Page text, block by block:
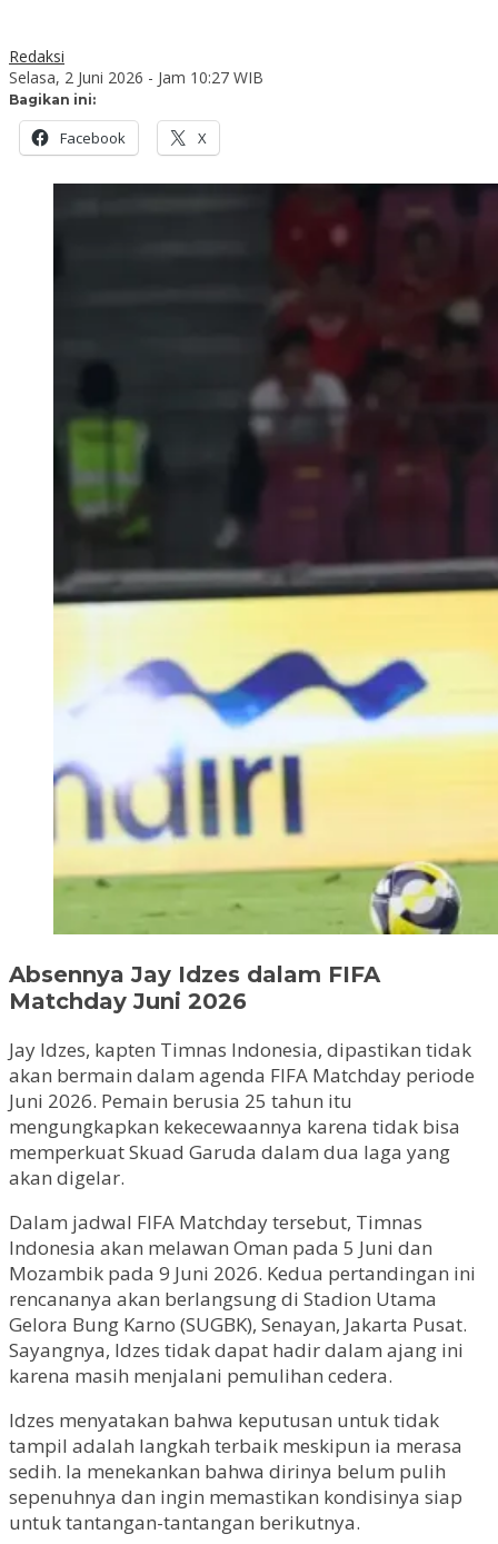
Redaksi
Selasa, 2 Juni 2026 - Jam 10:27 WIB
Bagikan ini:
Facebook X
Absennya Jay Idzes dalam FIFA
Matchday Juni 2026
Jay Idzes, kapten Timnas Indonesia, dipastikan tidak
akan bermain dalam agenda FIFA Matchday periode
Juni 2026. Pemain berusia 25 tahun itu
mengungkapkan kekecewaannya karena tidak bisa
memperkuat Skuad Garuda dalam dua laga yang
akan digelar.
Dalam jadwal FIFA Matchday tersebut, Timnas
Indonesia akan melawan Oman pada 5 Juni dan
Mozambik pada 9 Juni 2026. Kedua pertandingan ini
rencananya akan berlangsung di Stadion Utama
Gelora Bung Karno (SUGBK), Senayan, Jakarta Pusat.
Sayangnya, Idzes tidak dapat hadir dalam ajang ini
karena masih menjalani pemulihan cedera.
Idzes menyatakan bahwa keputusan untuk tidak
tampil adalah langkah terbaik meskipun ia merasa
sedih. Ia menekankan bahwa dirinya belum pulih
sepenuhnya dan ingin memastikan kondisinya siap
untuk tantangan-tantangan berikutnya.